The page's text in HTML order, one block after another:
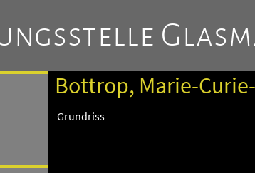
Bottrop, Marie-
Grundriss